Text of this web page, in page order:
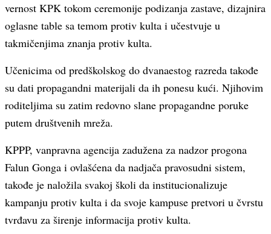
vernost KPK tokom ceremonije podizanja zastave, dizajnira
oglasne table sa temom protiv kulta i učestvuje u
takmičenjima znanja protiv kulta.
Učenicima od predškolskog do dvanaestog razreda takođe
su dati propagandni materijali da ih ponesu kući. Njihovim
roditeljima su zatim redovno slane propagandne poruke
putem društvenih mreža.
KPPP, vanpravna agencija zadužena za nadzor progona
Falun Gonga i ovlašćena da nadjača pravosudni sistem,
takođe je naložila svakoj školi da institucionalizuje
kampanju protiv kulta i da svoje kampuse pretvori u čvrstu
tvrđavu za širenje informacija protiv kulta.